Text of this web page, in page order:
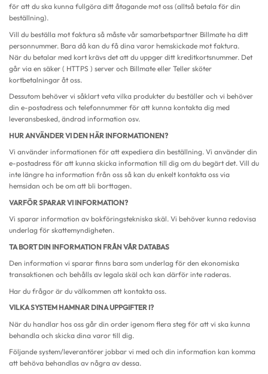
för att du ska kunna fullgöra ditt åtagande mot oss (alltså betala för din
beställning).
Vill du beställa mot faktura så måste vår samarbetspartner Billmate ha ditt
personnummer. Bara då kan du få dina varor hemskickade mot faktura.
När du betalar med kort krävs det att du uppger ditt kreditkortsnummer. Det
går via en säker ( HTTPS ) server och Billmate eller Teller sköter
kortbetalningar åt oss.
Dessutom behöver vi såklart veta vilka produkter du beställer och vi behöver
din e-postadress och telefonnummer för att kunna kontakta dig med
leveransbesked, ändrad information osv.
HUR ANVÄNDER VI DEN HÄR INFORMATIONEN?
Vi använder informationen för att expediera din beställning. Vi använder din
e-postadress för att kunna skicka information till dig om du begärt det. Vill du
inte längre ha information från oss så kan du enkelt kontakta oss via
hemsidan och be om att bli borttagen.
VARFÖR SPARAR VI INFORMATION?
Vi sparar information av bokföringstekniska skäl. Vi behöver kunna redovisa
underlag för skattemyndigheten.
TA BORT DIN INFORMATION FRÅN VÅR DATABAS
Den information vi sparar finns bara som underlag för den ekonomiska
transaktionen och behålls av legala skäl och kan därför inte raderas.
Har du frågor är du välkommen att kontakta oss.
VILKA SYSTEM HAMNAR DINA UPPGIFTER I?
När du handlar hos oss går din order igenom flera steg för att vi ska kunna
behandla och skicka dina varor till dig.
Följande system/leverantörer jobbar vi med och din information kan komma
att behöva behandlas av några av dessa.